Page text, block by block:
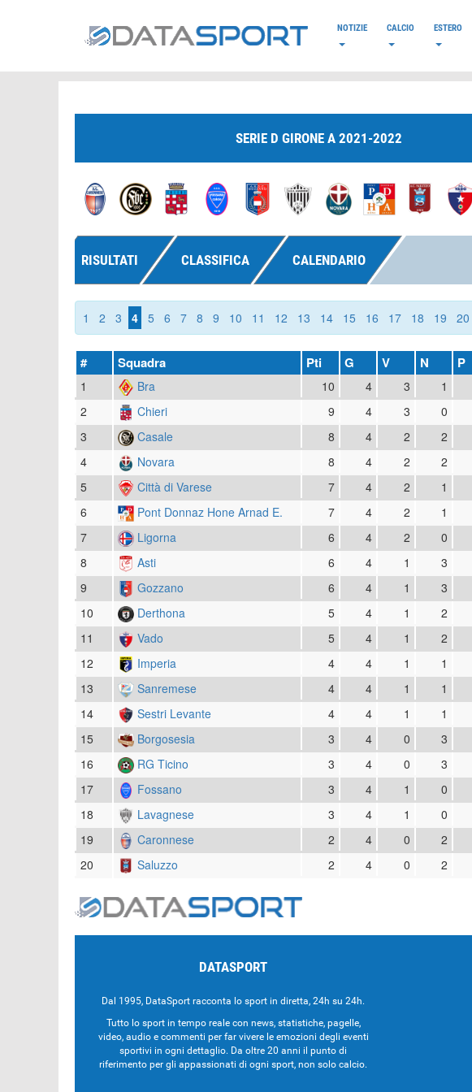
NOTIZIE CALCIO ESTERO
SERIE D GIRONE A 2021-2022
RISULTATI CLASSIFICA CALENDARIO
1 2 3 4 5 6 7 8 9 10 11 12 13 14 15 16 17 18 19 20
# Squadra Pti G V N P
1 Bra 10 4 3 1
2
Chieri 9 4 3 0
3
Casale 8 4 2 2
4
Novara 8 4 2 2
5
Città di Varese 7 4 2 1
6
Pont Donnaz Hone Arnad E. 7 4 2 1
7
Ligorna 6 4 2 0
8
Asti 6 4 1 3
9
Gozzano 6 4 1 3
10
Derthona 5 4 1 2
11
Vado 5 4 1 2
12
Imperia 4 4 1 1
13
Sanremese 4 4 1 1
14
Sestri Levante 4 4 1 1
15
Borgosesia 3 4 0 3
16
RG Ticino 3 4 0 3
17
Fossano 3 4 1 0
18
Lavagnese 3 4 1 0
19
Caronnese 2 4 0 2
20
Saluzzo 2 4 0 2
DATASPORT
Dal 1995, DataSport racconta lo sport in diretta, 24h su 24h.
Tutto lo sport in tempo reale con news, statistiche, pagelle,
video, audio e commenti per far vivere le emozioni degli eventi
sportivi in ogni dettaglio. Da oltre 20 anni il punto di
riferimento per gli appassionati di ogni sport, non solo calcio.